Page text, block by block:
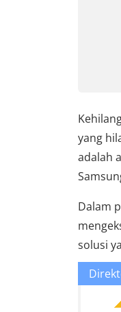
yang
adalah
Dalam
solusi